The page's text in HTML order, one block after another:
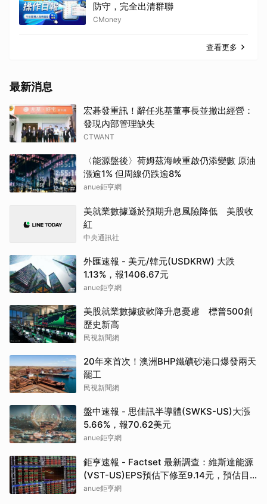
防守，完全出清群聯
CMoney
查看更多
最新消息
宏碁發重訊！辭任兆基董事長並撤出經營：
發現內部管理缺失
CTWANT
〈能源盤後〉荷姆茲海峽重啟仍添變數 原油
漲逾1% 但周線仍跌逾8%
anue鉅亨網
美就業數據遜於預期升息風險降低 美股收
紅
中央通訊社
外匯速報 - 美元/韓元(USDKRW) 大跌
1.13%，報1406.67元
anue鉅亨網
美股就業數據疲軟降升息憂慮 標普500創
歷史新高
民視新聞網
20年來首次！澳洲BHP鐵礦砂港口爆發兩天
罷工
民視新聞網
盤中速報 - 思佳訊半導體(SWKS-US)大漲
5.66%，報70.62美元
anue鉅亨網
鉅亨速報 - Factset 最新調查：維斯達能源
(VST-US)EPS預估下修至9.14元，預估目
標價為222.00元
anue鉅亨網